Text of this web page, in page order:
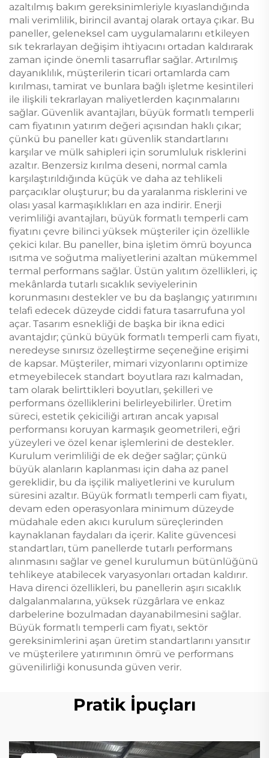
azaltılmış bakım gereksinimleriyle kıyaslandığında
mali verimlilik, birincil avantaj olarak ortaya çıkar. Bu
paneller, geleneksel cam uygulamalarını etkileyen
sık tekrarlayan değişim ihtiyacını ortadan kaldırarak
zaman içinde önemli tasarruflar sağlar. Artırılmış
dayanıklılık, müşterilerin ticari ortamlarda cam
kırılması, tamirat ve bunlara bağlı işletme kesintileri
ile ilişkili tekrarlayan maliyetlerden kaçınmalarını
sağlar. Güvenlik avantajları, büyük formatlı temperli
cam fiyatının yatırım değeri açısından haklı çıkar;
çünkü bu paneller katı güvenlik standartlarını
karşılar ve mülk sahipleri için sorumluluk risklerini
azaltır. Benzersiz kırılma deseni, normal camla
karşılaştırıldığında küçük ve daha az tehlikeli
parçacıklar oluşturur; bu da yaralanma risklerini ve
olası yasal karmaşıklıkları en aza indirir. Enerji
verimliliği avantajları, büyük formatlı temperli cam
fiyatını çevre bilinci yüksek müşteriler için özellikle
çekici kılar. Bu paneller, bina işletim ömrü boyunca
ısıtma ve soğutma maliyetlerini azaltan mükemmel
termal performans sağlar. Üstün yalıtım özellikleri, iç
mekânlarda tutarlı sıcaklık seviyelerinin
korunmasını destekler ve bu da başlangıç yatırımını
telafi edecek düzeyde ciddi fatura tasarrufuna yol
açar. Tasarım esnekliği de başka bir ikna edici
avantajdır; çünkü büyük formatlı temperli cam fiyatı,
neredeyse sınırsız özelleştirme seçeneğine erişimi
de kapsar. Müşteriler, mimari vizyonlarını optimize
etmeyebilecek standart boyutlara razı kalmadan,
tam olarak belirttikleri boyutları, şekilleri ve
performans özelliklerini belirleyebilirler. Üretim
süreci, estetik çekiciliği artıran ancak yapısal
performansı koruyan karmaşık geometrileri, eğri
yüzeyleri ve özel kenar işlemlerini de destekler.
Kurulum verimliliği de ek değer sağlar; çünkü
büyük alanların kaplanması için daha az panel
gereklidir, bu da işçilik maliyetlerini ve kurulum
süresini azaltır. Büyük formatlı temperli cam fiyatı,
devam eden operasyonlara minimum düzeyde
müdahale eden akıcı kurulum süreçlerinden
kaynaklanan faydaları da içerir. Kalite güvencesi
standartları, tüm panellerde tutarlı performans
alınmasını sağlar ve genel kurulumun bütünlüğünü
tehlikeye atabilecek varyasyonları ortadan kaldırır.
Hava direnci özellikleri, bu panellerin aşırı sıcaklık
dalgalanmalarına, yüksek rüzgârlara ve enkaz
darbelerine bozulmadan dayanabilmesini sağlar.
Büyük formatlı temperli cam fiyatı, sektör
gereksinimlerini aşan üretim standartlarını yansıtır
ve müşterilere yatırımının ömrü ve performans
güvenilirliği konusunda güven verir.
Pratik İpuçları